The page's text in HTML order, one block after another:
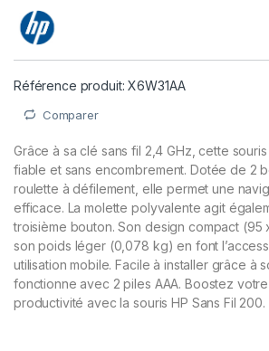
Référence produit: X6W31AA
Comparer
Grâce à sa clé sans fil 2,4 GHz, cette
fiable et sans encombrement. Dotée de 2
roulette à défilement, elle permet une
efficace. La molette polyvalente agit
troisième bouton. Son design compact (95
son poids léger (0,078 kg) en font
utilisation mobile. Facile à installer grâce à
fonctionne avec 2 piles AAA. Boostez
productivité avec la souris HP Sans Fil 200.